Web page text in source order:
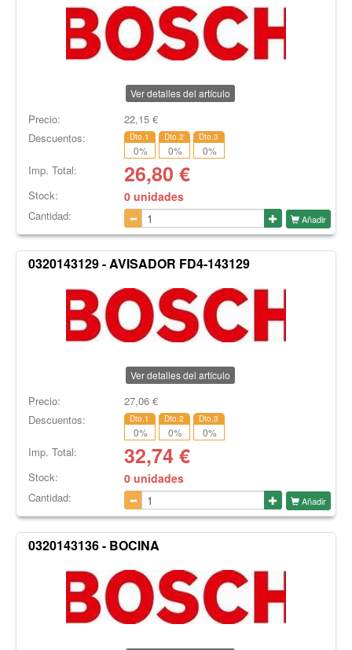
Ver detalles del artículo
Precio: 22,15€
Descuentos:
Dto.1
0%
Dto.2
0%
Dto.3
0%
Imp. Total: 26,80 €
Stock: 0 unidades
Cantidad: Añadir
0320143129 - AVISADOR FD4-143129
Ver detalles del artículo
Precio: 27,06€
Descuentos:
Dto.1
0%
Dto.2
0%
Dto.3
0%
Imp. Total: 32,74 €
Stock: 0 unidades
Cantidad: Añadir
0320143136 - BOCINA